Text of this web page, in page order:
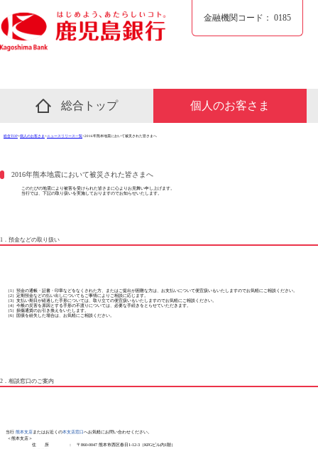
金融機関コード： 0185
総合トップ 個人のお客さま
総合TOP>個人のお客さま >ニュースリリース一覧>2016年熊本地震において被災された皆さまへ
2016年熊本地震において被災された皆さまへ
このたびの地震により被害を受けられた皆さまに心よりお見舞い申し上げます。
当行では、下記の取り扱いを実施しておりますのでお知らせいたします。
1．預金などの取り扱い
（1）預金の通帳・証書・印章などをなくされた方、またはご提出が困難な方は、お支払いについて便宜扱いもいたしますのでお気軽にご相談ください。
（2）定期預金などの払い出しについてもご事情によりご相談に応じます。
（3）支払い期日が経過した手形については、取り立ての便宜扱いもいたしますのでお気軽にご相談ください。
（4）今般の災害を原因とする手形の不渡りについては、必要な手続きをとらせていただきます。
（5）損傷通貨のお引き換えをいたします。
（6）国債を紛失した場合は、お気軽にご相談ください。
2．相談窓口のご案内
当行熊本支店またはお近くの本支店窓口へお気軽にお問い合わせください。
＜熊本支店＞
住 所
： 〒860-0047 熊本市西区春日1-12-3（KFGビル内1階）